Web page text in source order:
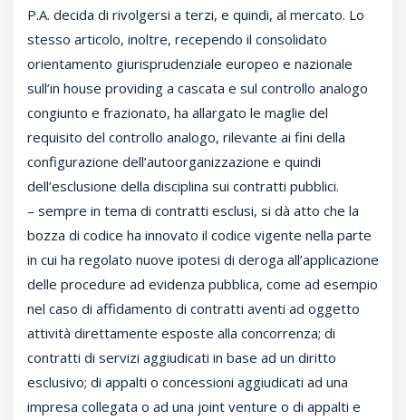
P.A. decida di rivolgersi a terzi, e quindi, al mercato. Lo
stesso articolo, inoltre, recependo il consolidato
orientamento giurisprudenziale europeo e nazionale
sull’in house providing a cascata e sul controllo analogo
congiunto e frazionato, ha allargato le maglie del
requisito del controllo analogo, rilevante ai fini della
configurazione dell’autoorganizzazione e quindi
dell’esclusione della disciplina sui contratti pubblici.
– sempre in tema di contratti esclusi, si dà atto che la
bozza di codice ha innovato il codice vigente nella parte
in cui ha regolato nuove ipotesi di deroga all’applicazione
delle procedure ad evidenza pubblica, come ad esempio
nel caso di affidamento di contratti aventi ad oggetto
attività direttamente esposte alla concorrenza; di
contratti di servizi aggiudicati in base ad un diritto
esclusivo; di appalti o concessioni aggiudicati ad una
impresa collegata o ad una joint venture o di appalti e